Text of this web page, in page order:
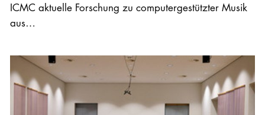
ICMC aktuelle Forschung zu computergestützter Musik
aus…